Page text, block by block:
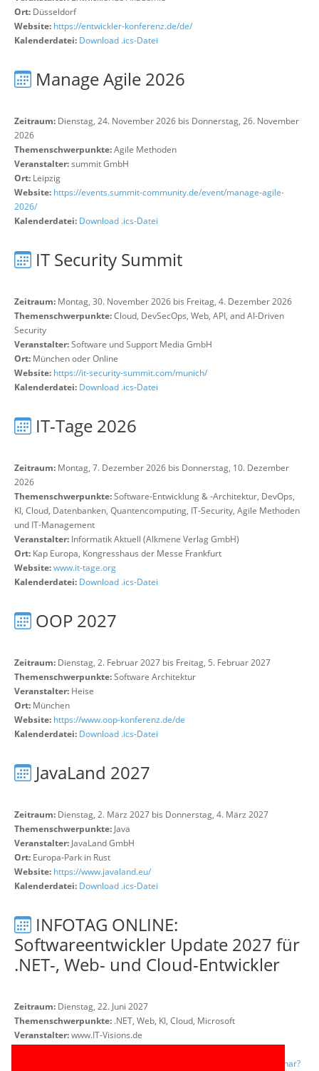
Ort: Düsseldorf
Website: https://entwickler-konferenz.de/de/
Kalenderdatei: Download .ics-Datei
Manage Agile 2026
Zeitraum: Dienstag, 24. November 2026 bis Donnerstag, 26. November
2026
Themenschwerpunkte:Agile Methoden
Veranstalter:summit GmbH
Ort: Leipzig
Website: https://events.summit-community.de/event/manage-agile-
2026/
Kalenderdatei: Download .ics-Datei
IT Security Summit
Zeitraum: Montag, 30. November 2026 bis Freitag, 4. Dezember 2026
Themenschwerpunkte:Cloud, DevSecOps, Web, API, and AI-Driven
Security
Veranstalter:Software und Support Media GmbH
Ort: München oder Online
Website: https://it-security-summit.com/munich/
Kalenderdatei: Download .ics-Datei
IT-Tage 2026
Zeitraum: Montag, 7. Dezember 2026 bis Donnerstag, 10. Dezember
2026
Themenschwerpunkte:Software-Entwicklung & -Architektur, DevOps,
KI, Cloud, Datenbanken, Quantencomputing, IT-Security, Agile Methoden
und IT-Management
Veranstalter: Informatik Aktuell (Alkmene Verlag GmbH)
Ort: Kap Europa, Kongresshaus der Messe Frankfurt
Website:www.it-tage.org
Kalenderdatei: Download .ics-Datei
OOP 2027
Zeitraum: Dienstag, 2. Februar 2027 bis Freitag, 5. Februar 2027
Themenschwerpunkte:Software Architektur
Veranstalter: Heise
Ort: München
Website: https://www.oop-konferenz.de/de
Kalenderdatei: Download .ics-Datei
JavaLand 2027
Zeitraum: Dienstag, 2. März 2027 bis Donnerstag, 4. März 2027
Themenschwerpunkte: Java
Veranstalter: JavaLand GmbH
Ort: Europa-Park in Rust
Website: https://www.javaland.eu/
Kalenderdatei: Download .ics-Datei
INFOTAG ONLINE:
Softwareentwickler Update 2027 für
.NET-, Web- und Cloud-Entwickler
Zeitraum: Dienstag, 22. Juni 2027
Themenschwerpunkte: .NET, Web, KI, Cloud, Microsoft
Veranstalter:www.IT-Visions.de
https://www.it-visions.de/Produkte/Seminare/OffenesSeminar?